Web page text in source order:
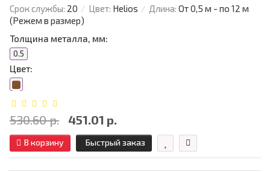
Срок службы: 20 Цвет: Helios Длина: От 0,5 м - по 12 м
(Режем в размер)
Толщина металла, мм:
0.5
Цвет:
530.60 р. 451.01 р.
В корзину Быстрый заказ